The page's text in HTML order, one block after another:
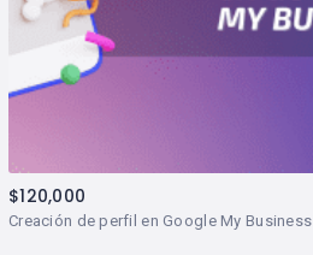
Creación de perfil en Google My Business
$120,000